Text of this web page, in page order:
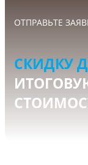
ОТПРАВЬТЕ
СКИДКУ